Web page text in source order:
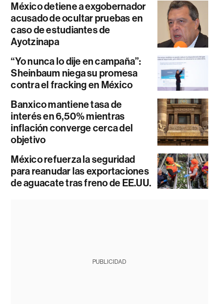
México detiene a exgobernador
acusado de ocultar pruebas en
caso de estudiantes de
Ayotzinapa
“Yo nunca lo dije en campaña”:
Sheinbaum niega su promesa
contra el fracking en México
Banxico mantiene tasa de
interés en 6,50% mientras
inflación converge cerca del
objetivo
México refuerza la seguridad
para reanudar las exportaciones
de aguacate tras freno de EE.UU.
PUBLICIDAD